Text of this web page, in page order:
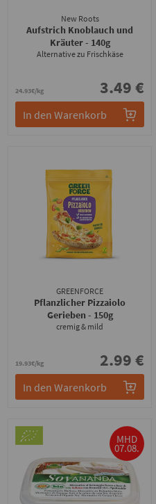
New Roots
Aufstrich Knoblauch und
Kräuter- 140g
Alternative zu Frischkäse
24.93€/kg 3.49 €
In den Warenkorb
GREENFORCE
Pflanzlicher Pizzaiolo
Gerieben - 150g
cremig & mild
19.93€/kg 2.99 €
In den Warenkorb
MHD
07.08.